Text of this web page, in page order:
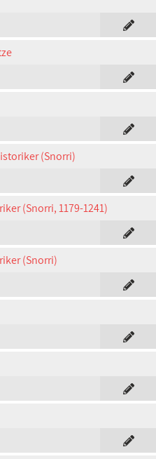
(Snorri)
(Snorri, 1179-1241)
(Snorri)